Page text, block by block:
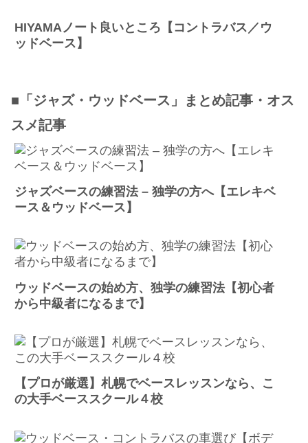
HIYAMAノート良いところ【コントラバス／ウ
ッドベース】
■「ジャズ・ウッドベース」まとめ記事・オス
スメ記事
ジャズベースの練習法 – 独学の方へ【エレキベ
ース＆ウッドベース】
ウッドベースの始め方、独学の練習法【初心者
から中級者になるまで】
【プロが厳選】札幌でベースレッスンなら、こ
の大手ベーススクール４校